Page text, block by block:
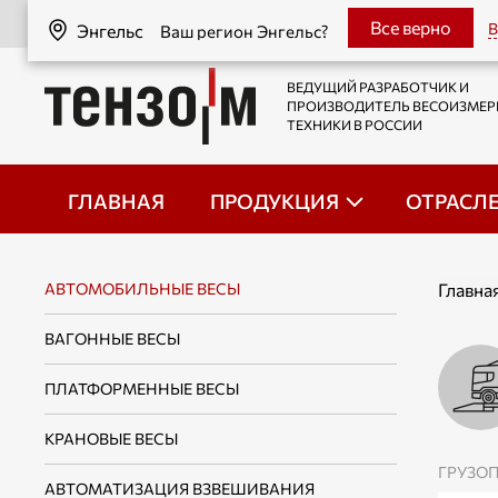
Энгельс Ваш регион Энгельс?
Энгельс Все верно
ВЕДУЩИЙ РАЗРАБОТЧИК И
ПРОИЗВОДИТЕЛЬ
ТЕХНИКИ В РОССИИ
ГЛАВНАЯ ПРОДУКЦИЯ
АВТОМОБИЛЬНЫЕ ВЕСЫ
ВАГОННЫЕ ВЕСЫ
ПЛАТФОРМЕННЫЕ ВЕСЫ
КРАНОВЫЕ ВЕСЫ
АВТОМАТИЗАЦИЯ ВЗВЕШИВАНИЯ